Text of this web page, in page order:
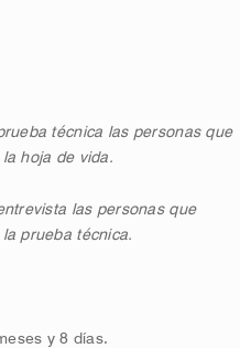
técnica las personas que
hoja de vida.
las personas que
prueba técnica.
y 8 días.